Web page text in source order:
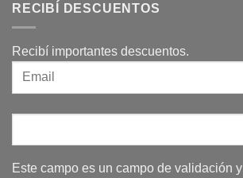
RECIBÍ DESCUENTOS
Recibí importantes descuentos.
Este campo es un campo de validación